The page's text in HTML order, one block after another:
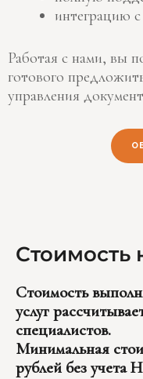
интеграцию
Работая с нами, вы
готового
управления
Стоимость
Стоимость
услуг
специалистов.
Минимальная
рублей без учета